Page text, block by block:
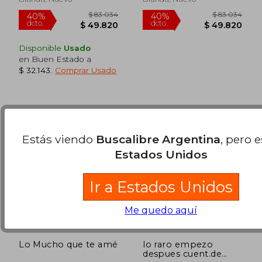
$ 29.699
Disponible Usado
en Buen Estado a
$ 32.143
Comprar Usado
Lo Mucho que te amé
lo raro empezo
despues cuent.de
Estás viendo Buscalibre Argentina, pero
Estados Unidos
Ir a Estados Unidos
Me quedo aquí